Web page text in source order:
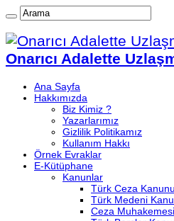
Onarıcı Adalette
Ana Sayfa
Hakkımızda
Biz Kimiz ?
Yazarlarımız
Gizlilik Politikamız
Kullanım Hakkı
Örnek Evraklar
E-Kütüphane
Kanunlar
Türk Ceza Kanunu
Türk Medeni
Ceza